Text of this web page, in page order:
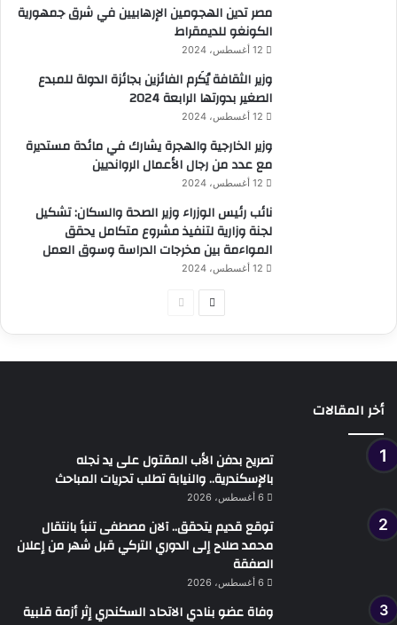
مصر تدين الهجومين الإرهابيين في شرق جمهورية
الكونغو للديمقراط
12 أغسطس، 2024
وزير الثقافة يُكَرم الفائزين بجائزة الدولة للمبدع
الصغير بدورتها الرابعة 2024
12 أغسطس، 2024
وزير الخارجية والهجرة يشارك في مائدة مستديرة
مع عدد من رجال الأعمال الروانديين
12 أغسطس، 2024
نائب رئيس الوزراء وزير الصحة والسكان: تشكيل
لجنة وزارية لتنفيذ مشروع متكامل يحقق
المواءمة بين مخرجات الدراسة وسوق العمل
12 أغسطس، 2024
الصفحة
أخر المقالات
تصريح بدفن الأب المقتول على يد نجله
بالإسكندرية.. والنيابة تطلب تحريات المباحث
6 أغسطس، 2026
توقع قديم يتحقق.. آلان مصطفى تنبأ بانتقال
محمد صلاح إلى الدوري التركي قبل شهر من إعلان
الصفقة
6 أغسطس، 2026
وفاة عضو بنادي الاتحاد السكندري إثر أزمة قلبية